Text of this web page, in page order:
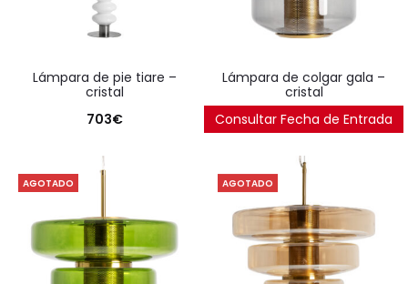
lámpara de pie tiare –
cristal
703€
lámpara de colgar gala –
cristal
241€
Consultar Fecha de Entrada
AGOTADO AGOTADO